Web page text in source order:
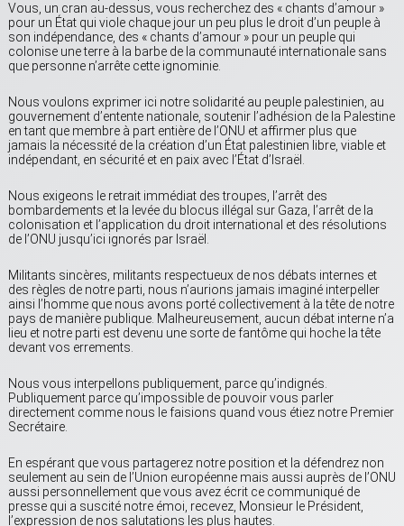
Vous, un cran au-dessus, vous recherchez des « chants d’amour »
pour un État qui viole chaque jour un peu plus le droit d’un peuple à
son indépendance, des « chants d’amour » pour un peuple qui
colonise une terre à la barbe de la communauté internationale sans
que personne n’arrête cette ignominie.
Nous voulons exprimer ici notre solidarité au peuple palestinien, au
gouvernement d’entente nationale, soutenir l’adhésion de la Palestine
en tant que membre à part entière de l’ONU et affirmer plus que
jamais la nécessité de la création d’un État palestinien libre, viable et
indépendant, en sécurité et en paix avec l’État d’Israël.
Nous exigeons le retrait immédiat des troupes, l’arrêt des
bombardements et la levée du blocus illégal sur Gaza, l’arrêt de la
colonisation et l’application du droit international et des résolutions
de l’ONU jusqu’ici ignorés par Israël.
Militants sincères, militants respectueux de nos débats internes et
des règles de notre parti, nous n’aurions jamais imaginé interpeller
ainsi l’homme que nous avons porté collectivement à la tête de notre
pays de manière publique. Malheureusement, aucun débat interne n’a
lieu et notre parti est devenu une sorte de fantôme qui hoche la tête
devant vos errements.
Nous vous interpellons publiquement, parce qu’indignés.
Publiquement parce qu’impossible de pouvoir vous parler
directement comme nous le faisions quand vous étiez notre Premier
Secrétaire.
En espérant que vous partagerez notre position et la défendrez non
seulement au sein de l’Union européenne mais aussi auprès de l’ONU
aussi personnellement que vous avez écrit ce communiqué de
presse qui a suscité notre émoi, recevez, Monsieur le Président,
l’expression de nos salutations les plus hautes.